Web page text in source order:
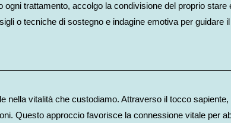
ogni trattamento, accolgo la condivisione del proprio stare
o tecniche di sostegno e indagine emotiva per guidare
nella vitalità che custodiamo. Attraverso il tocco
Questo approccio favorisce la connessione vitale per